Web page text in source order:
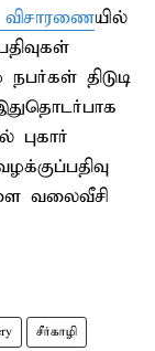
யில்
திடுடி
புகார்
வலைவீசி
சீர்காழி